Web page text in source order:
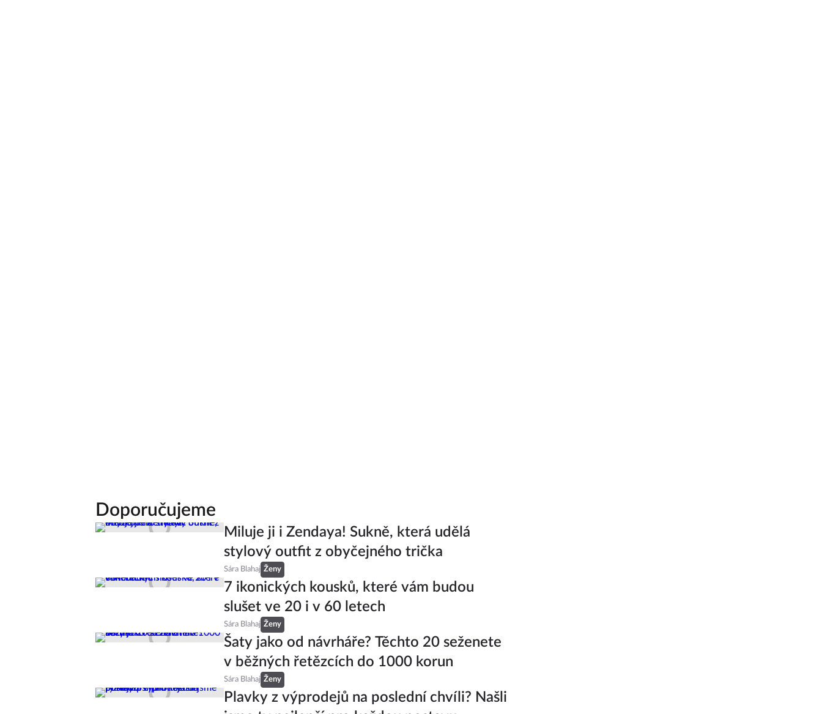
Doporučujeme
Miluje ji i Zendaya! Sukně, která udělá
stylový outfit z obyčejného trička
Sára Blahaj Ženy
7 ikonických kousků, které vám budou
slušet ve 20 i v 60 letech
Sára Blahaj Ženy
Šaty jako od návrháře? Těchto 20 seženete
v běžných řetězcích do 1000 korun
Sára Blahaj Ženy
Plavky z výprodejů na poslední chvíli? Našli